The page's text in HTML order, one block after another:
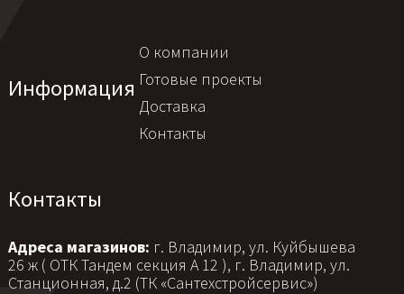
Информация
О компании
Готовые проекты
Доставка
Контакты
Контакты
Адреса магазинов: г. Владимир, ул. Куйбышева
26 ж ( ОТК Тандем секция А 12 ), г. Владимир, ул.
Станционная, д.2 (ТК «Сантехстройсервис»)